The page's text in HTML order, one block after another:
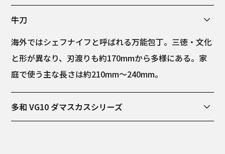
牛刀
海外ではシェフナイフと呼ばれる万能包丁。三徳・文化
と形が異なり、刃渡りも約170mmから多様にある。家
庭で使う主な長さは約210mm～240mm。
多和 VG10 ダマスカスシリーズ